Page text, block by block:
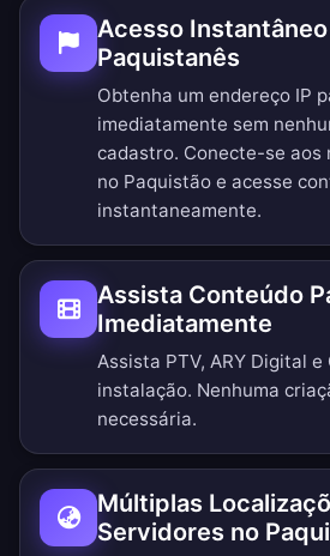
Acesso Instantâneo
Paquistanês
Obtenha um endereço IP
imediatamente sem
cadastro. Conecte-se aos
no Paquistão e acesse
instantaneamente.
Assista Conteúdo
Imediatamente
Assista PTV, ARY Digital e
instalação. Nenhuma
necessária.
Múltiplas
Servidores no